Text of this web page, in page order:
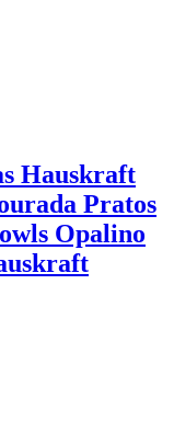
Hauskraft
Pratos
Opalino